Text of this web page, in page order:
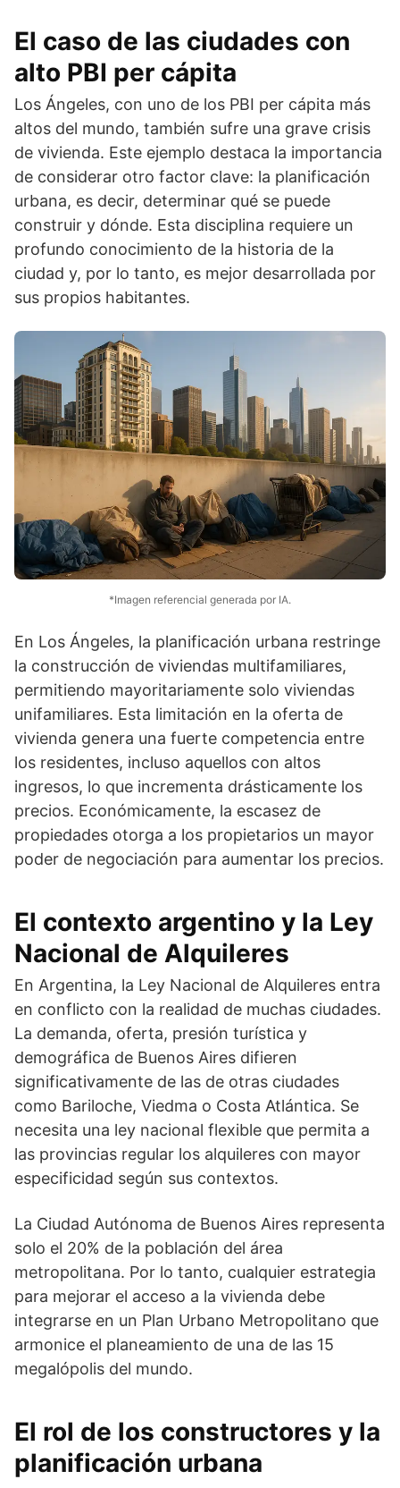
El caso de las ciudades con
alto PBI per cápita
Los Ángeles, con uno de los PBI per cápita más
altos del mundo, también sufre una grave crisis
de vivienda. Este ejemplo destaca la importancia
de considerar otro factor clave: la planificación
urbana, es decir, determinar qué se puede
construir y dónde. Esta disciplina requiere un
profundo conocimiento de la historia de la
ciudad y, por lo tanto, es mejor desarrollada por
sus propios habitantes.
*Imagen referencial generada por IA.
En Los Ángeles, la planificación urbana restringe
la construcción de viviendas multifamiliares,
permitiendo mayoritariamente solo viviendas
unifamiliares. Esta limitación en la oferta de
vivienda genera una fuerte competencia entre
los residentes, incluso aquellos con altos
ingresos, lo que incrementa drásticamente los
precios. Económicamente, la escasez de
propiedades otorga a los propietarios un mayor
poder de negociación para aumentar los precios.
El contexto argentino y la Ley
Nacional de Alquileres
En Argentina, la Ley Nacional de Alquileres entra
en conflicto con la realidad de muchas ciudades.
La demanda, oferta, presión turística y
demográfica de Buenos Aires difieren
significativamente de las de otras ciudades
como Bariloche, Viedma o Costa Atlántica. Se
necesita una ley nacional flexible que permita a
las provincias regular los alquileres con mayor
especificidad según sus contextos.
La Ciudad Autónoma de Buenos Aires representa
solo el 20% de la población del área
metropolitana. Por lo tanto, cualquier estrategia
para mejorar el acceso a la vivienda debe
integrarse en un Plan Urbano Metropolitano que
armonice el planeamiento de una de las 15
megalópolis del mundo.
El rol de los constructores y la
planificación urbana